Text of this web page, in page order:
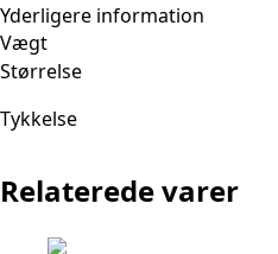
Yderligere information
Vægt
Størrelse
Tykkelse
Relaterede varer